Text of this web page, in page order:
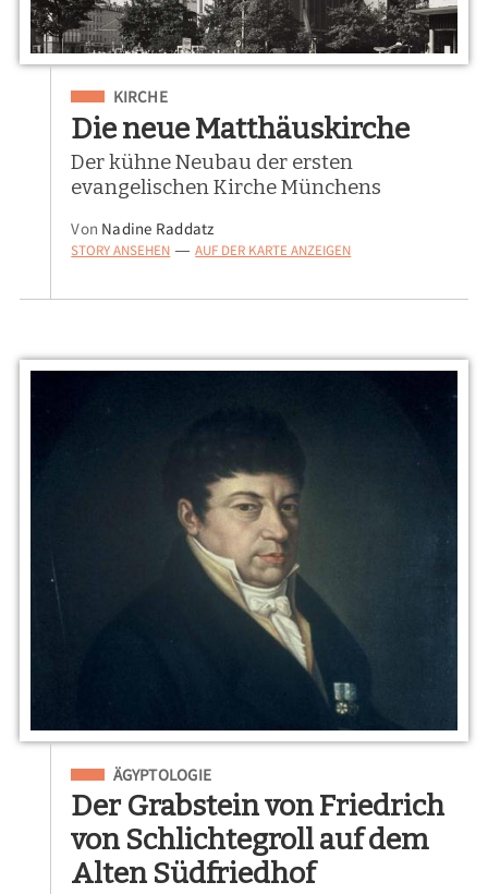
Eingeordnet unter
KIRCHE
Die neue Matthäuskirche
Der kühne Neubau der ersten
evangelischen Kirche Münchens
Von Nadine Raddatz
STORY ANSEHEN — AUF DER KARTE ANZEIGEN
Eingeordnet unter
ÄGYPTOLOGIE
Der Grabstein von Friedrich
von Schlichtegroll auf dem
Alten Südfriedhof